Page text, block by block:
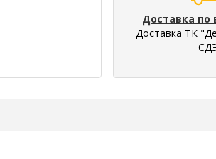
Доставка по
Доставка ТК